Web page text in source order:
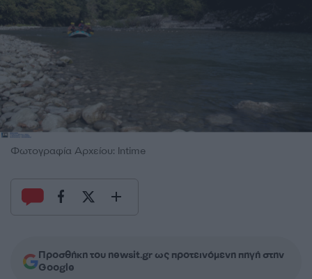
Φωτογραφία Αρχείου: Intime
Προσθήκη του newsit.gr ως προτεινόμενη πηγή στην
Google